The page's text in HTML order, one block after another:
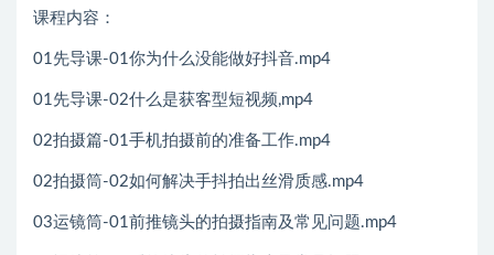
课程内容：
01先导课-01你为什么没能做好抖音.mp4
01先导课-02什么是获客型短视频,mp4
02拍摄篇-01手机拍摄前的准备工作.mp4
02拍摄筒-02如何解决手抖拍出丝滑质感.mp4
03运镜筒-01前推镜头的拍摄指南及常见问题.mp4